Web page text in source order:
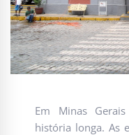
Em Minas
história longa. As